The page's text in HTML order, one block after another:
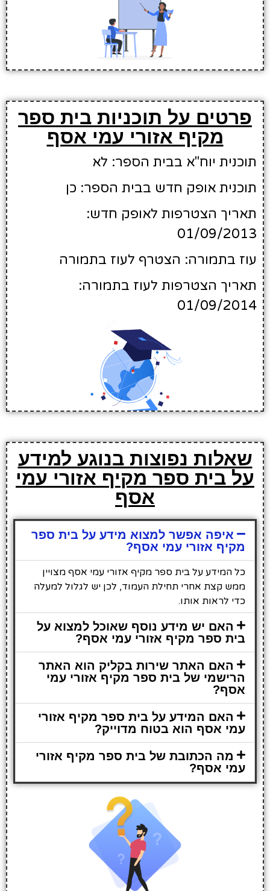
פרטים על תוכניות בית ספר
מקיף אזורי עמי אסף
תוכנית יוח"א בבית הספר: לא
תוכנית אופק חדש בבית הספר: כן
תאריך הצטרפות לאופק חדש:
01/09/2013
עוז בתמורה: הצטרף לעוז בתמורה
תאריך הצטרפות לעוז בתמורה:
01/09/2014
שאלות נפוצות בנוגע למידע
על בית ספר מקיף אזורי עמי
אסף
איפה אפשר למצוא מידע על בית ספר
מקיף אזורי עמי אסף?
כל המידע על בית ספר מקיף אזורי עמי אסף מצויין
ממש קצת אחרי תחילת העמוד, לכן יש לגלול למעלה
כדי לראות אותו.
האם יש מידע נוסף שאוכל למצוא על
בית ספר מקיף אזורי עמי אסף?
האם האתר שירות בקליק הוא האתר
הרישמי של בית ספר מקיף אזורי עמי
אסף?
האם המידע על בית ספר מקיף אזורי
עמי אסף הוא בטוח מדוייק?
מה הכתובת של בית ספר מקיף אזורי
עמי אסף?